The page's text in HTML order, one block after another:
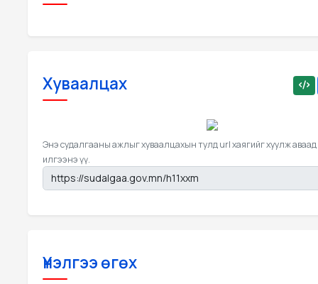
Хуваалцах
Энэ судалгааны ажлыг хуваалцахын тулд url хаягийг хуулж аваад
илгээнэ үү.
Үнэлгээ өгөх